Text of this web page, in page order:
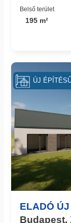
Belső terület
195 m²
ELADÓ
Budapest,
ÚJ